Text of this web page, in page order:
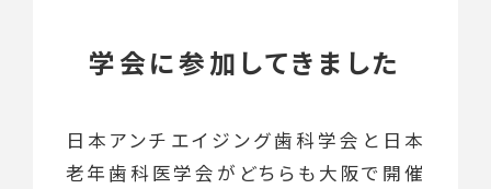
学会に参加してきました
日本アンチエイジング歯科学会と日本
老年歯科医学会がどちらも大阪で開催